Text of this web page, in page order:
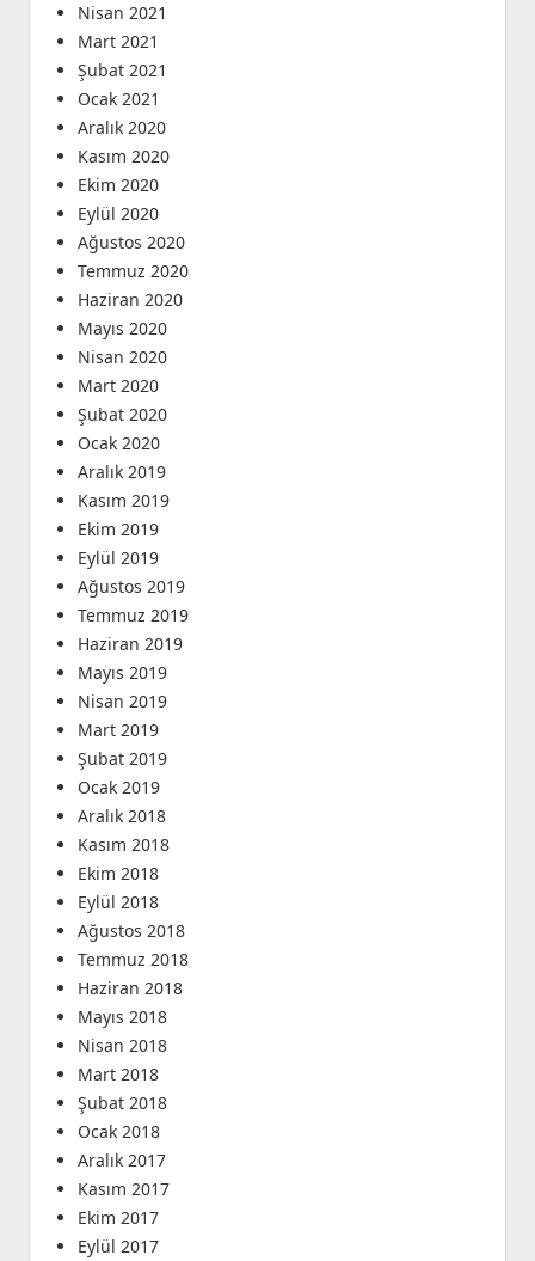
Nisan 2021
Mart 2021
Şubat 2021
Ocak 2021
Aralık 2020
Kasım 2020
Ekim 2020
Eylül 2020
Ağustos 2020
Temmuz 2020
Haziran 2020
Mayıs 2020
Nisan 2020
Mart 2020
Şubat 2020
Ocak 2020
Aralık 2019
Kasım 2019
Ekim 2019
Eylül 2019
Ağustos 2019
Temmuz 2019
Haziran 2019
Mayıs 2019
Nisan 2019
Mart 2019
Şubat 2019
Ocak 2019
Aralık 2018
Kasım 2018
Ekim 2018
Eylül 2018
Ağustos 2018
Temmuz 2018
Haziran 2018
Mayıs 2018
Nisan 2018
Mart 2018
Şubat 2018
Ocak 2018
Aralık 2017
Kasım 2017
Ekim 2017
Eylül 2017